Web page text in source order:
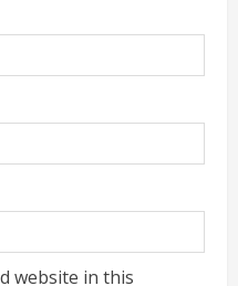
website in this